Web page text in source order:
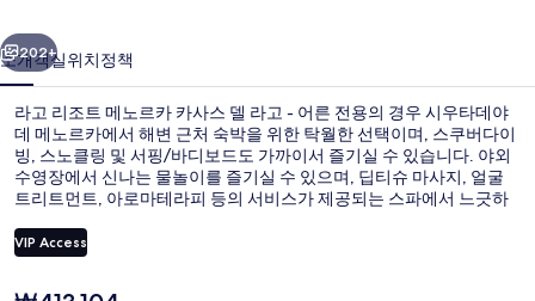
르
카
카
사
스
델
다음
202+
소개객실위치정책
라고 리조트 메노르카 카사스 델 라고 - 어른 전용의 경우 시우타데야
데 메노르카에서 해변 근처 숙박을 위한 탁월한 선택이며, 스쿠버다이
빙, 스노클링 및 서핑/바디보드도 가까이서 즐기실 수 있습니다. 야외
수영장에서 신나는 물놀이를 즐기실 수 있으며, 딥티슈 마사지, 얼굴
트리트먼트, 아로마테라피 등의 서비스가 제공되는 스파에서 느긋하
Garden에서는 점심 및 저녁 식사를 제공합니다. 이 럭셔리 호텔에는 2
개의 바/라운지, 풀사이드 바, 피트니스 센터 등이 마련되어 있습니다.
VIP Access